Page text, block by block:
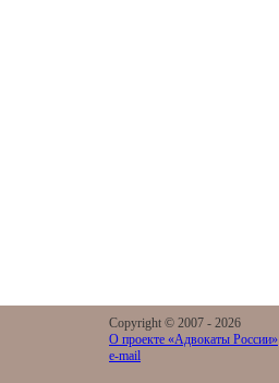
Copyright © 2007 - 2026
О проекте «Адвокаты России»
e-mail